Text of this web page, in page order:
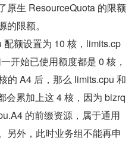
原生 ResourceQuota 的限额
限额。
额设置为 10 核，limits.cp
开始已使用额度都是 0 核，
的 A4 后，那么 limits.cpu 和
会累加上这 4 核，因为 bizrq
的前缀资源，属于通用
另外，此时业务组不能再申